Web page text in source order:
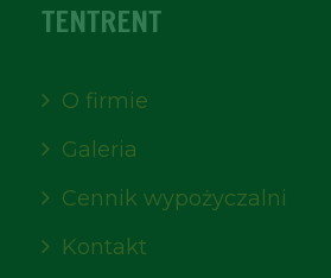
TENTRENT
O firmie
Galeria
Cennik wypożyczalni
Kontakt